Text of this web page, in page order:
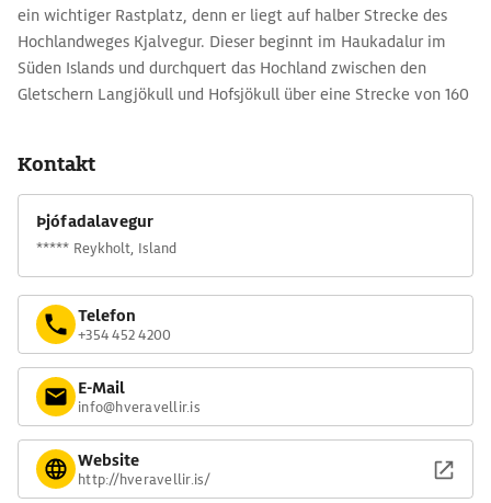
ein wichtiger Rastplatz, denn er liegt auf halber Strecke des
Hochlandweges Kjalvegur. Dieser beginnt im Haukadalur im
Süden Islands und durchquert das Hochland zwischen den
Gletschern Langjökull und Hofsjökull über eine Strecke von 160
Das große geothermische Gelände ist mit Wegen und
Holzstegen durchzogen, die zu schönen Quellen führen. Mit
einem Durchmesser von 7 m ist die Bláver, die Blaue Quelle,
die größte von ihnen. Bei Sonnenschein erstrahlt das Wasser in
den leuchtendsten Blautönen. Der Weg durch das Gelände führt
ferner zur Grænihver mit ihrem grünen Wasser und zum Hügel
Öskurhólshve, aus dem es zischt und dampft. Neben der alten
Hütte befindet sich ein Hot Pot, also ein aus einer heißen
Quelle gespeistes Becken.
Kontakt
Þjófadalavegur
***** Reykholt, Island
Telefon
+354 452 4200
E-Mail
info@hveravellir.is
Website
http://hveravellir.is/